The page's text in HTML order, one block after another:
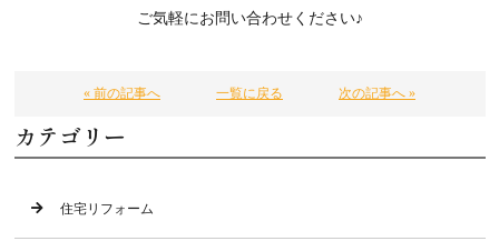
ご気軽にお問い合わせください♪
« 前の記事へ 一覧に戻る 次の記事へ »
カテゴリー
住宅リフォーム